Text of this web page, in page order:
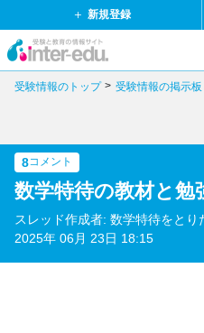
新規登録
受験情報のトップ 受験情報の掲示板
8コメント
数学特待の教材と勉
スレッド作成者: 数学特待をとり
2025年 06月 23日 18:15